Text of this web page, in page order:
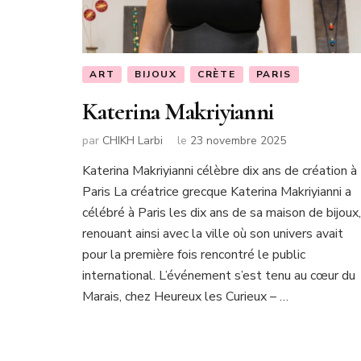
ART BIJOUX CRÈTE PARIS
Katerina Makriyianni
par CHIKH Larbi le 23 novembre 2025
Katerina Makriyianni célèbre dix ans de création à
Paris La créatrice grecque Katerina Makriyianni a
célébré à Paris les dix ans de sa maison de bijoux,
renouant ainsi avec la ville où son univers avait
pour la première fois rencontré le public
international. L’événement s’est tenu au cœur du
Marais, chez Heureux les Curieux – …